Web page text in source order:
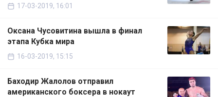
17-03-2019, 16:01
Оксана Чусовитина вышла в финал
этапа Кубка мира
16-03-2019, 15:15
Баходир Жалолов отправил
американского боксера в нокаут